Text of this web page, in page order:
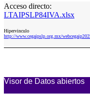
Acceso directo:
LTAIPSLP84IVA.xlsx
Hipervinculo
http://www.cegaipslp.org.mx/
Visor de Datos abiertos